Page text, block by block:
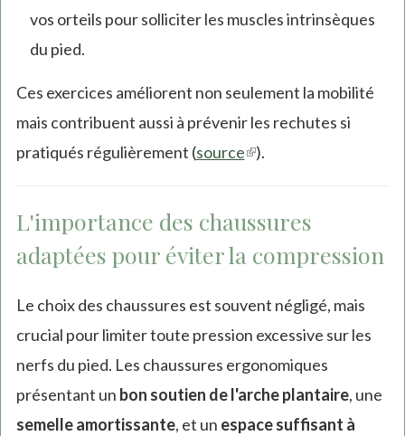
vos orteils pour solliciter les muscles intrinsèques
du pied.
Ces exercices améliorent non seulement la mobilité
mais contribuent aussi à prévenir les rechutes si
pratiqués régulièrement (source(link
).
L'importance des chaussures
adaptées pour éviter la compression
Le choix des chaussures est souvent négligé, mais
crucial pour limiter toute pression excessive sur les
nerfs du pied. Les chaussures ergonomiques
présentant un bon soutien de l'arche plantaire, une
semelle amortissante, et un espace suffisant à